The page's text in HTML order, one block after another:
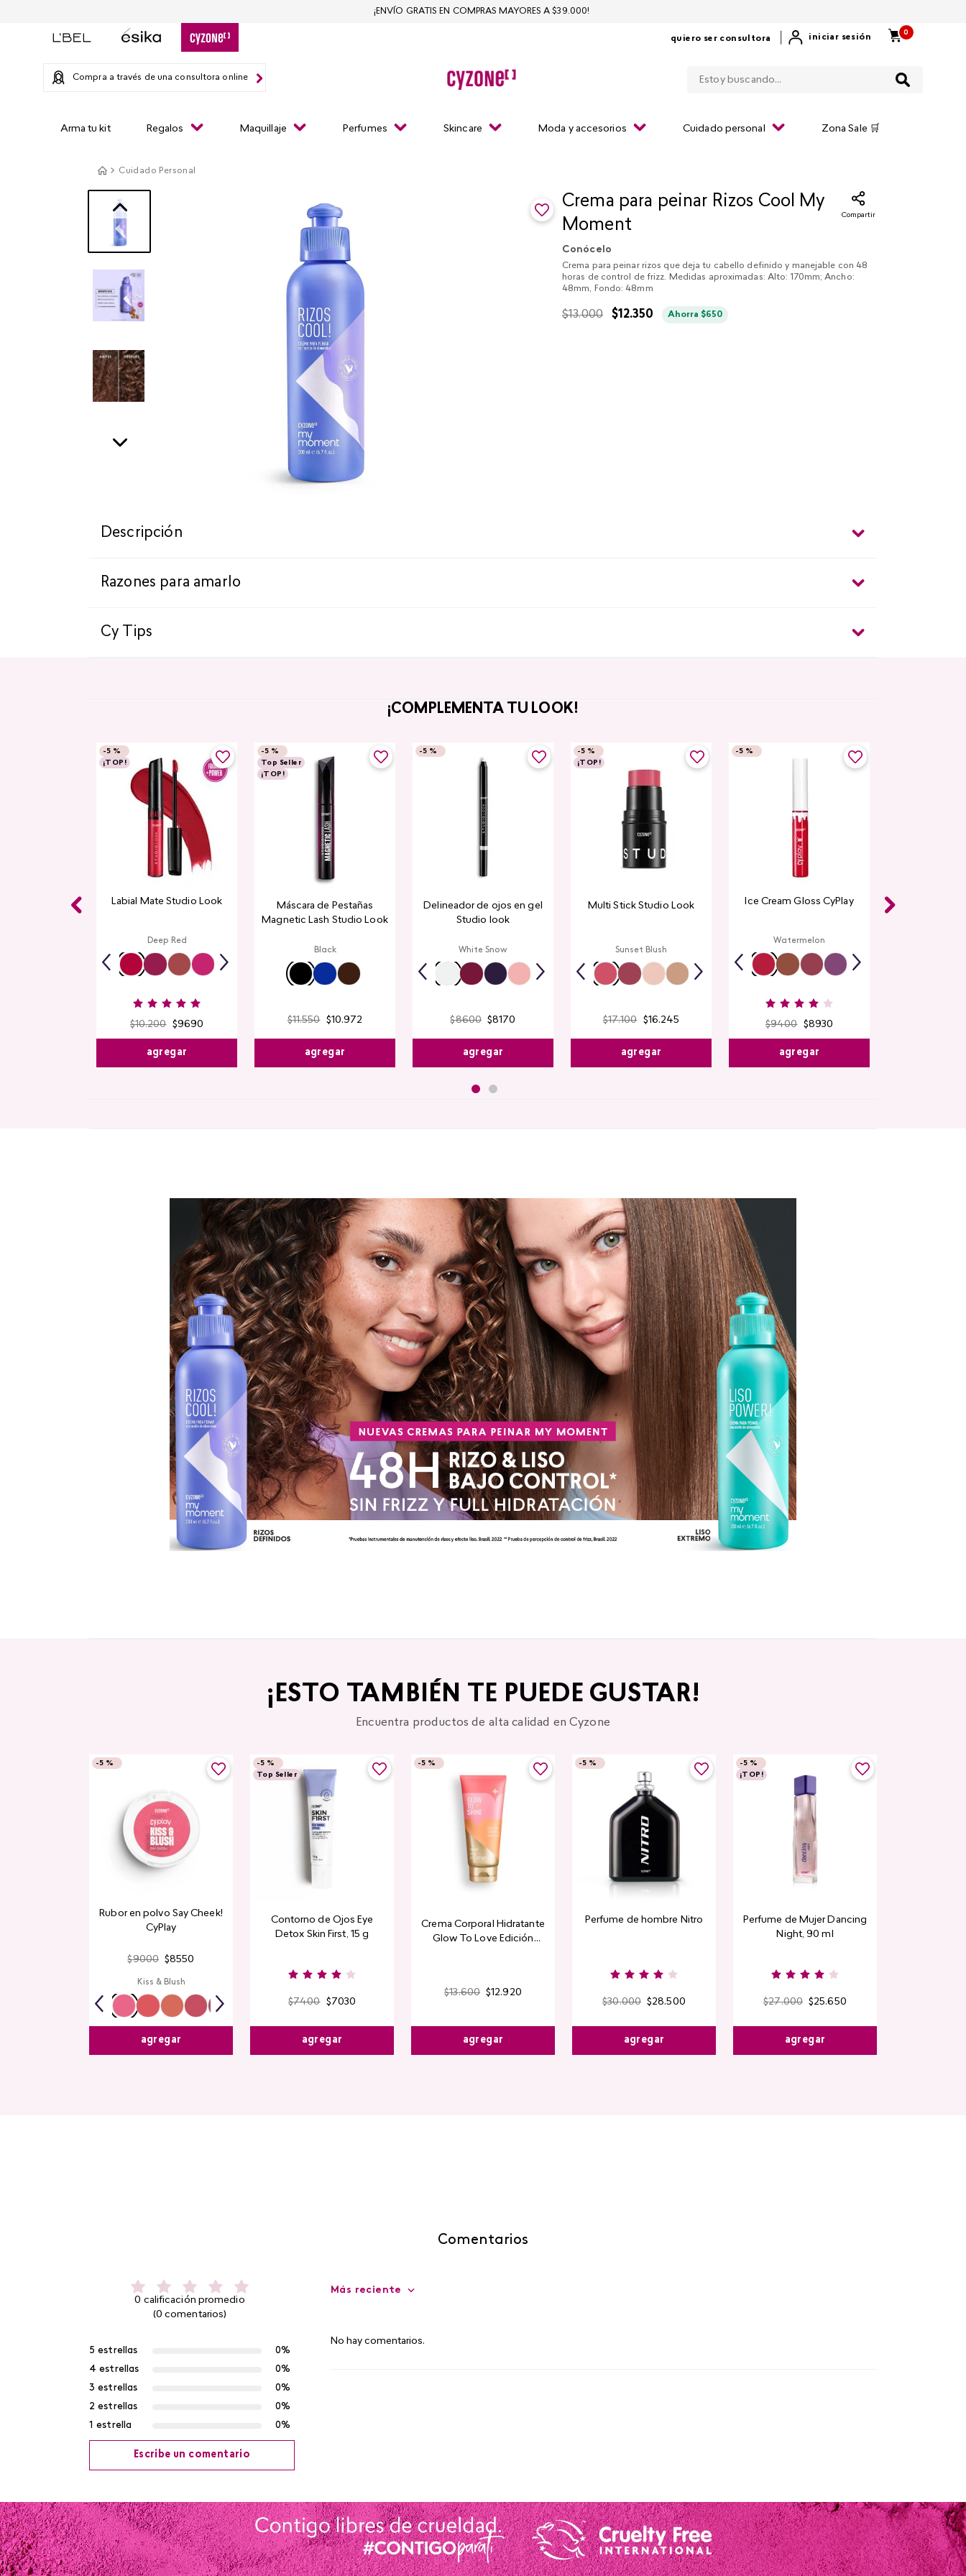
quiero ser consultora iniciar sesión
0
Compra a través de una consultora online
Arma tu kit Regalos Maquillaje Perfumes Skincare Moda y accesorios Cuidado personal Zona Sale 🛒
¡ENVÍO GRATIS EN COMPRAS MAYORES A $39.000!
Cuidado Personal
Crema para peinar Rizos Cool My
Moment
Compartir
Conócelo
Crema para peinar rizos que deja tu cabello definido y manejable con 48
horas de control de frizz. Medidas aproximadas: Alto: 170mm; Ancho:
48mm, Fondo: 48mm
$13.000 $12.350 Ahorra$650
Descripción
Razones para amarlo
Cy Tips
¡COMPLEMENTA TU LOOK!
-5 %
¡TOP!
Labial Mate Studio Look
Deep Red
$10.200 $9690
agregar
-5 %
Top Seller
¡TOP!
Máscara de Pestañas
Magnetic Lash Studio Look
Black
$11.550 $10.972
agregar
-5 %
Delineador de ojos en gel
Studio look
White Snow
$8600 $8170
agregar
-5 %
¡TOP!
Multi Stick Studio Look
Sunset Blush
$17.100 $16.245
agregar
-5 %
Ice Cream Gloss CyPlay
Watermelon
$9400 $8930
agregar
¡ESTO TAMBIÉN TE PUEDE GUSTAR!
Encuentra productos de alta calidad en Cyzone
-5 %
Rubor en polvo Say Cheek!
CyPlay
$9000 $8550
Kiss & Blush
agregar
-5 %
Top Seller
Contorno de Ojos Eye
Detox Skin First, 15 g
$7400 $7030
agregar
-5 %
Crema Corporal Hidratante
Glow To Love Edición
$13.600 $12.920
agregar
-5 %
Perfume de hombre Nitro
$30.000 $28.500
agregar
-5 %
¡TOP!
Perfume de Mujer Dancing
Night, 90 ml
$27.000 $25.650
agregar
Comentarios
0 calificación promedio
(0 comentarios)
5 estrellas
0%
4 estrellas
0%
3 estrellas
0%
2 estrellas
0%
1 estrella
0%
Escribe un comentario
Agregar comentario
Título
Más reciente
No hay comentarios.